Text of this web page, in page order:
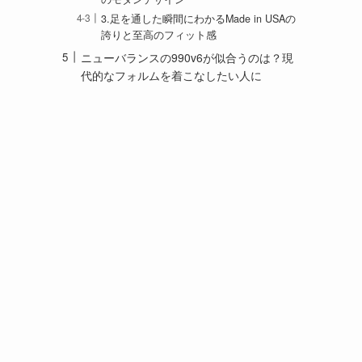
3.足を通した瞬間にわかるMade in USAの
誇りと至高のフィット感
ニューバランスの990v6が似合うのは？現
代的なフォルムを着こなしたい人に